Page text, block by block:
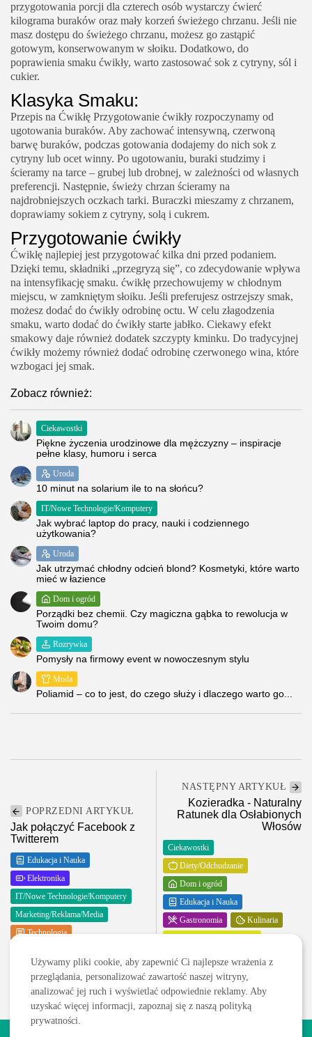
przygotowania porcji dla czterech osób wystarczy ćwierć
kilograma buraków oraz mały korzeń świeżego chrzanu. Jeśli nie
masz dostępu do świeżego chrzanu, możesz go zastąpić
gotowym, konserwowanym w słoiku. Dodatkowo, do
poprawienia smaku ćwikły, warto zastosować sok z cytryny, sól i
cukier.
Klasyka Smaku:
Przepis na Ćwikłę Przygotowanie ćwikły rozpoczynamy od
ugotowania buraków. Aby zachować intensywną, czerwoną
barwę buraków, podczas gotowania dodajemy do nich sok z
cytryny lub ocet winny. Po ugotowaniu, buraki studzimy i
ścieramy na tarce – grubej lub drobnej, w zależności od własnych
preferencji. Następnie, świeży chrzan ścieramy na
najdrobniejszych oczkach tarki. Buraczki mieszamy z chrzanem,
doprawiamy sokiem z cytryny, solą i cukrem.
Przygotowanie ćwikły
Ćwikłę najlepiej jest przygotować kilka dni przed podaniem.
Dzięki temu, składniki „przegryzą się”, co zdecydowanie wpływa
na intensyfikację smaku. ćwikłę przechowujemy w chłodnym
miejscu, w zamkniętym słoiku. Jeśli preferujesz ostrzejszy smak,
możesz dodać do ćwikły odrobinę octu. W celu złagodzenia
smaku, warto dodać do ćwikły starte jabłko. Ciekawy efekt
smakowy daje również dodatek szczypty kminku. Do tradycyjnej
ćwikły możemy również dodać odrobinę czerwonego wina, które
wzbogaci jej smak.
Zobacz również:
Ciekawostki
Piękne życzenia urodzinowe dla mężczyzny – inspiracje
pełne klasy, humoru i serca
Uroda
10 minut na solarium ile to na słońcu?
IT/Nowe Technologie/Komputery
Jak wybrać laptop do pracy, nauki i codziennego
użytkowania?
Uroda
Jak utrzymać chłodny odcień blond? Kosmetyki, które warto
mieć w łazience
Dom i ogród
Porządki bez chemii. Czy magiczna gąbka to rewolucja w
Twoim domu?
Rozrywka
Pomysły na firmowy event w nowoczesnym stylu
Moda
Poliamid – co to jest, do czego służy i dlaczego warto go...
POPRZEDNI ARTYKUŁ
Jak połączyć Facebook z
Twitterem
Edukacja i Nauka
Elektronika
IT/Nowe Technologie/Komputery
Marketing/Reklama/Media
Technologia
NASTĘPNY ARTYKUŁ
Kozieradka - Naturalny
Ratunek dla Osłabionych
Włosów
Ciekawostki
Diety/Odchudzanie
Dom i ogród
Edukacja i Nauka
Gastronomia
Kulinaria
Zakupy i opinie
Zdrowie
Używamy pliki cookie, aby zapewnić Ci najlepsze wrażenia z
przeglądania, personalizować zawartość naszej witryny,
analizować jej ruch i wyświetlać odpowiednie reklamy. Aby
uzyskać więcej informacji, zapoznaj się z naszą polityką
prywatności.